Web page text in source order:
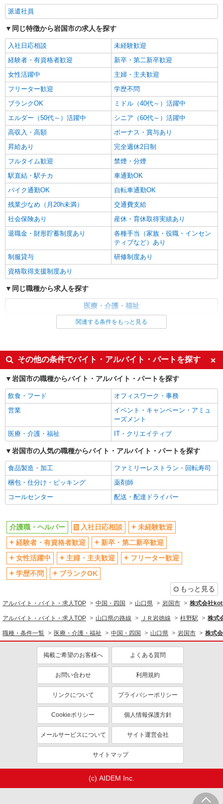
通費全支給(ガソリン代含む)＞
岩国市
キープ 詳細を見る
派遣社員
株式会社kotrio /●HR-H-2092710
毎日1万円＊デイサービス＊運転好きな方大集
合｜周防花岡駅すぐ
時給1450円〜1937円 ＜日払い有/週払い有/交
通費全支給(ガソリン代含む)＞
岩国市
キープ 詳細を見る
派遣社員
同じ特徴から岩国市の求人を探す
入社日応相談
未経験歓迎
経験者・有資格者歓迎
新卒・第二新卒歓迎
女性活躍中
主婦・主夫歓迎
フリーター歓迎
学歴不問
ブランクOK
ミドル（40代～）活躍中
エルダー（50代～）活躍中
シニア（60代～）活躍中
高収入・高額
ボーナス・賞与あり
昇給あり
完全週休2日制
フルタイム歓迎
禁煙・分煙
駅直結・駅チカ
車通勤OK
バイク通勤OK
自転車通勤OK
残業少なめ（月20h未満）
交通費支給
社会保険あり
産休・育休取得実績あり
退職金・財形貯蓄制度あり
各種手当（家族・役職・インセン
ティブなど）あり
制服貸与
研修制度あり
資格取得支援制度あり
同じ職種から求人を探す
医療・介護・福祉
未経験歓迎
ミドル（40代～）活躍中
ボーナス・賞与あり
車通勤OK
交通費支給
社会保険あり
産休・育休取得実績あり
関連する条件をもっと見る
その他の条件でバイト・アルバイト・パートを探す
岩国市の職種からバイト・アルバイト・パートを探す
飲食・フード
オフィスワーク・事務
営業
イベント・キャンペーン・アミュ
ーズメント
医療・介護・福祉
IT・クリエイティブ
岩国市の人気の職種からバイト・アルバイト・パートを探す
食品製造・加工
ファミリーレストラン・回転寿司
梱包・仕分け・ピッキング
薬剤師
コールセンター
配送・配達ドライバー
介護職・ヘルパー 入社日応相談
未経験歓迎
経験者・有資格者歓迎
新卒・第二新卒歓迎
女性活躍中
主婦・主夫歓迎
フリーター歓迎
学歴不問
ブランクOK
もっと見る
アルバイト・バイト・求人TOP 中国・四国 山口県 岩国市 株式会社
アルバイト・バイト・求人TOP 山口県の路線 ＪＲ岩徳線 柱野駅 株式
職種・条件一覧 医療・介護・福祉 中国・四国 山口県 岩国市 株式
掲載ご希望のお客様へ よくある質問
お問い合わせ 利用規約
リンクについて プライバシーポリシー
Cookieポリシー 個人情報保護方針
メールサービスについて サイト運営会社
サイトマップ
(c) AIDEM Inc.